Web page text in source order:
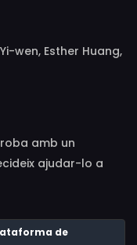
wen, Esther Huang,
Erica Xia-Hou,
Yu Ping
amb un
ajudar-lo a
marató titllats
secundària.
de